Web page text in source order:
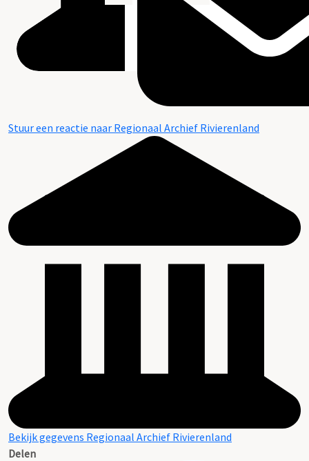
Stuur een reactie naar Regionaal Archief Rivierenland
Bekijk gegevens Regionaal Archief Rivierenland
Delen